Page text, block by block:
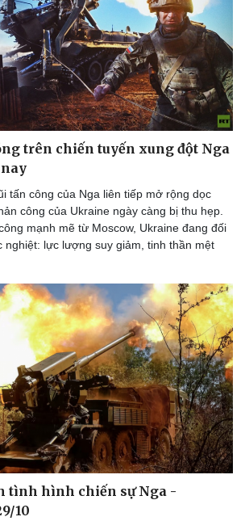
Ô tô - Xe máy
Ô tô
Xe máy
Tư vấn
trên chiến tuyến xung đột Nga
tấn công của Nga liên tiếp mở rộng dọc
công của Ukraine ngày càng bị thu hẹp.
mạnh mẽ từ Moscow, Ukraine đang đối
nghiệt: lực lượng suy giảm, tinh thần mệt
tình hình chiến sự Nga -
10